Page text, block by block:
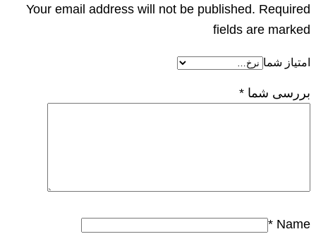
Your email address will not be published. Required
fields are marked
امتیاز شما
بررسی شما *
Name
*